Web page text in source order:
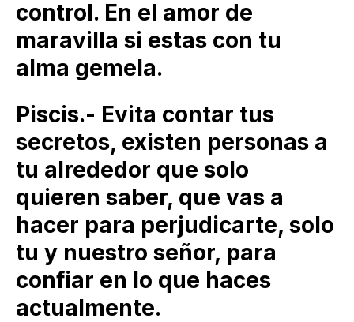
control. En el amor de
maravilla si estas con tu
alma gemela.
Piscis.- Evita contar tus
secretos, existen personas a
tu alrededor que solo
quieren saber, que vas a
hacer para perjudicarte, solo
tu y nuestro señor, para
confiar en lo que haces
actualmente.